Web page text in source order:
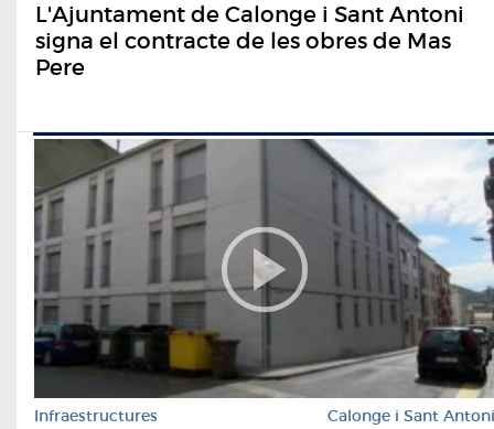
L'Ajuntament de Calonge i Sant Antoni
signa el contracte de les obres de Mas
Pere
Infraestructures Calonge i Sant Antoni